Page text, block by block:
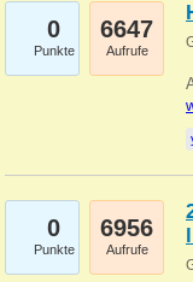
0
Punkte
6647
Aufrufe
0
Punkte
6956
Aufrufe